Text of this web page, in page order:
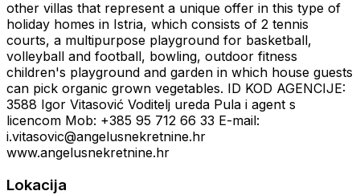
other villas that represent a unique offer in this type of
holiday homes in Istria, which consists of 2 tennis
courts, a multipurpose playground for basketball,
volleyball and football, bowling, outdoor fitness
children's playground and garden in which house guests
can pick organic grown vegetables. ID KOD AGENCIJE:
3588 Igor Vitasović Voditelj ureda Pula i agent s
licencom Mob: +385 95 712 66 33 E-mail:
i.vitasovic@angelusnekretnine.hr
www.angelusnekretnine.hr
Lokacija